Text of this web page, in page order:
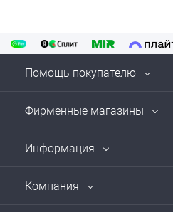
Помощь покупателю
Фирменные магазины
Информация
Компания